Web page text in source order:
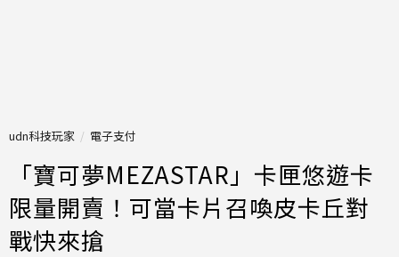
udn科技玩家 電子支付
「寶可夢MEZASTAR」卡匣悠遊卡
限量開賣！可當卡片召喚皮卡丘對
戰快來搶